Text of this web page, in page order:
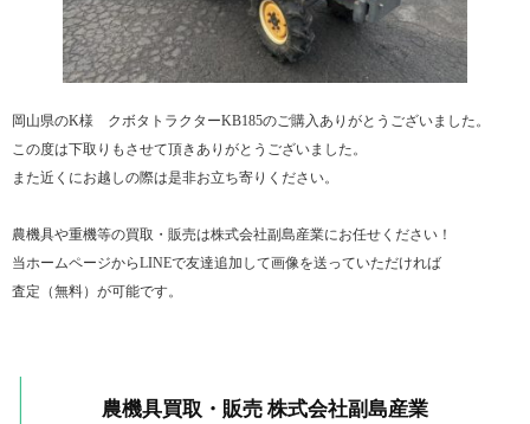
岡山県のK様 クボタトラクターKB185のご購入ありがとうございました。
この度は下取りもさせて頂きありがとうございました。
また近くにお越しの際は是非お立ち寄りください。
農機具や重機等の買取・販売は株式会社副島産業にお任せください！
当ホームページからLINEで友達追加して画像を送っていただければ
査定（無料）が可能です。
農機具買取・販売 株式会社副島産業